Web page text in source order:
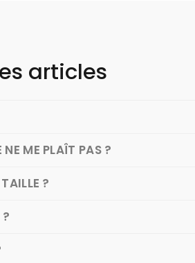
articles
ME PLAÎT PAS ?
?